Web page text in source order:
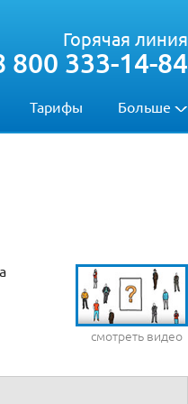
Тарифы Больше
Горячая линия
800 333-14-84
смотреть видео